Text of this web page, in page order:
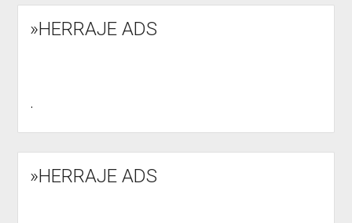
»HERRAJE ADS
.
»HERRAJE ADS